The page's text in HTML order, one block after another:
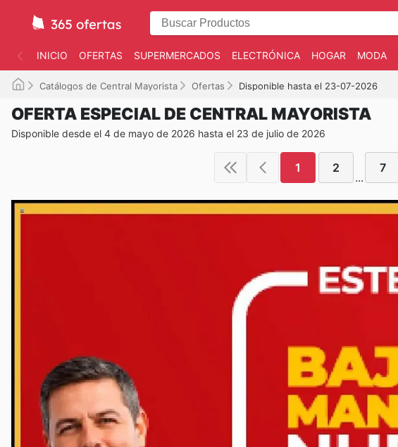
INICIO OFERTAS SUPERMERCADOS ELECTRÓNICA HOGAR MODA
Catálogos de Central Mayorista Ofertas Disponible hasta el 23-07-2026
OFERTA ESPECIAL DE CENTRAL MAYORISTA
Disponible desde el 4 de mayo de 2026 hasta el 23 de julio de 2026
1 2
...
7